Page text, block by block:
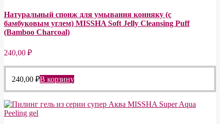
Натуральный спонж для умывания конняку (с
бамбуковым углем) MISSHA Soft Jelly Cleansing Puff
(Bamboo Charcoal)
240,00 ₽
240,00 ₽В корзину